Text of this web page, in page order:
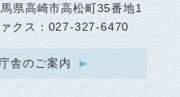
県高崎市高松町35番地1
クス：027-327-6470
舎のご案内